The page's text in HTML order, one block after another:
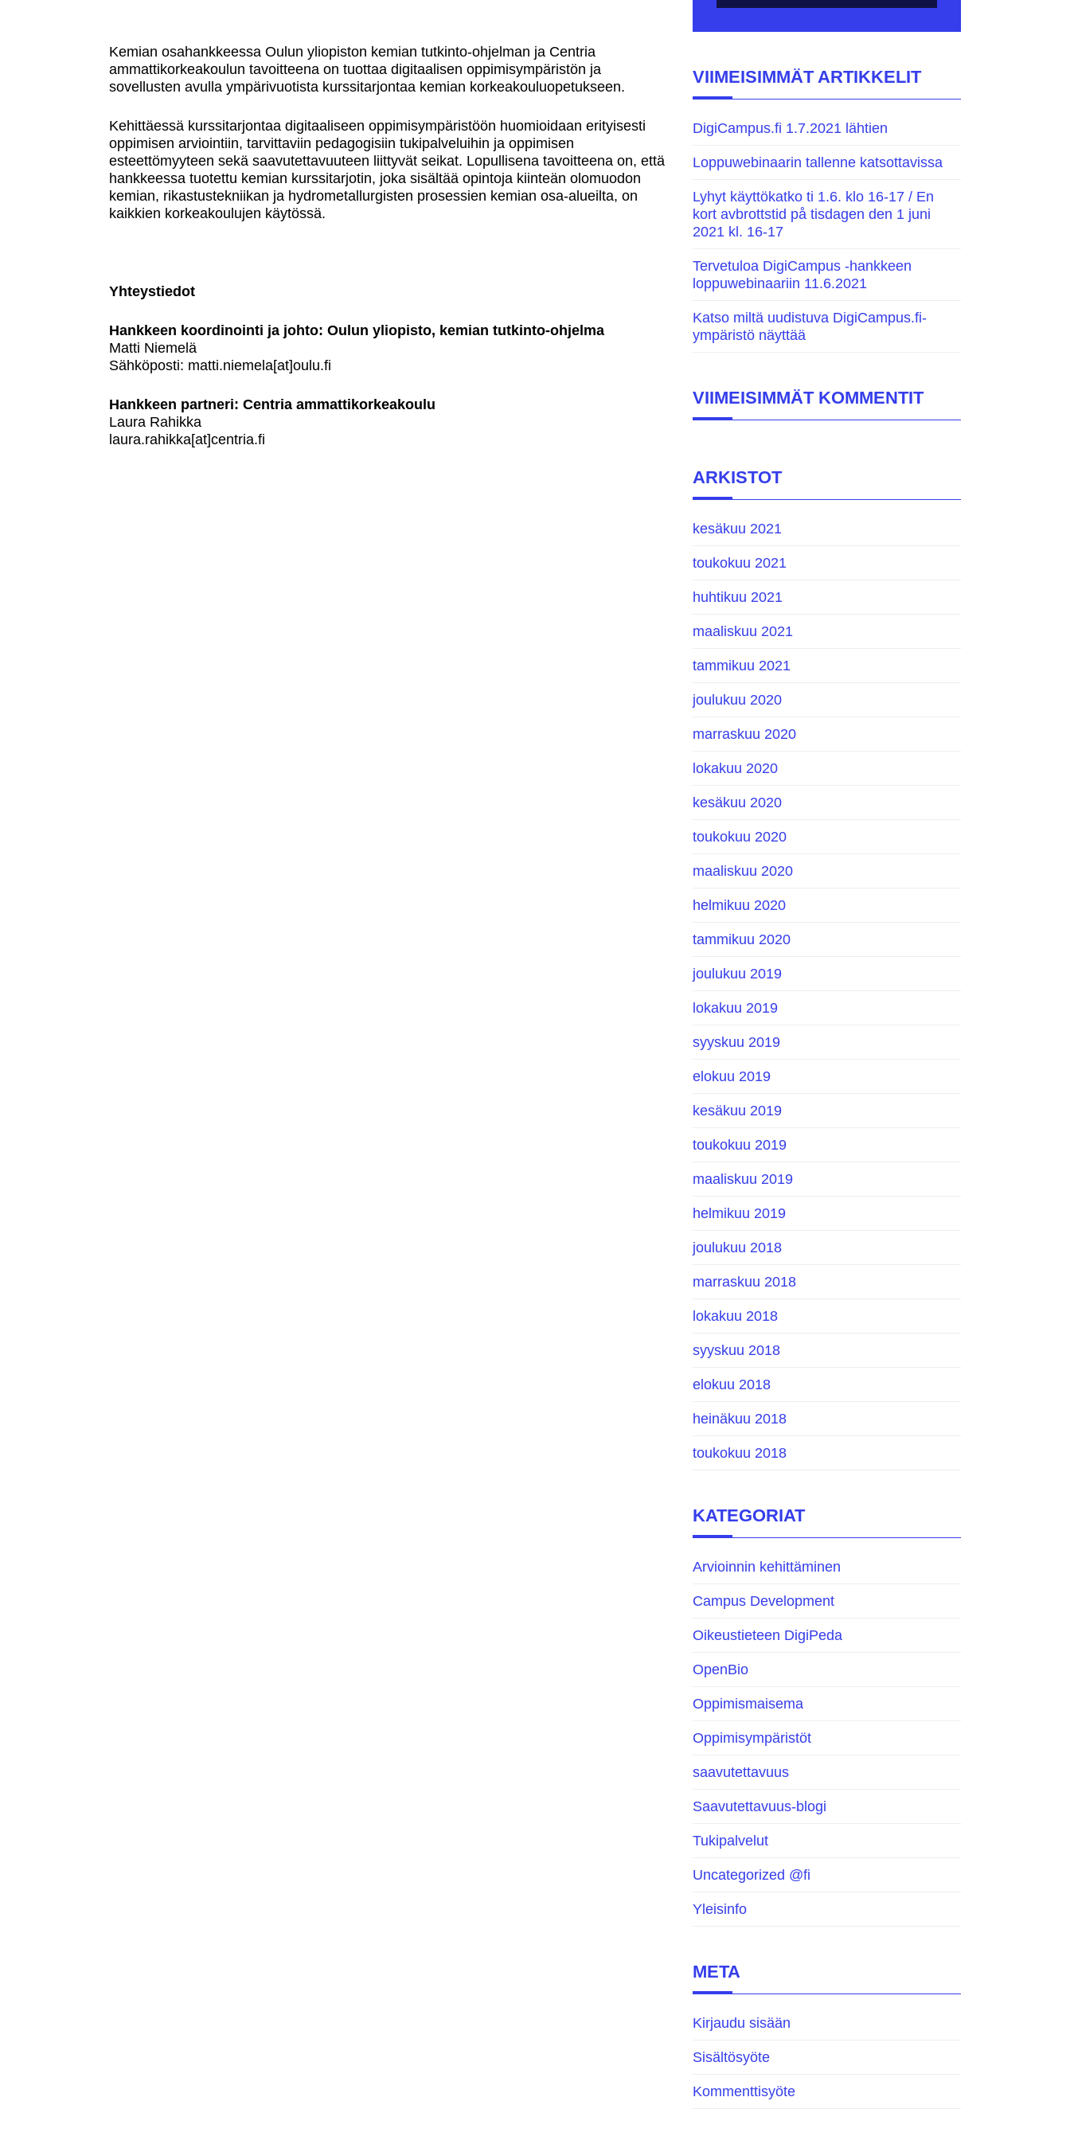
29.6.2021 DigiCampus.fi 1.7.2021 lähtien
Kemian osahankkeessa Oulun yliopiston kemian tutkinto-ohjelman ja Centria
ammattikorkeakoulun tavoitteena on tuottaa digitaalisen oppimisympäristön ja
sovellusten avulla ympärivuotista kurssitarjontaa kemian korkeakouluopetukseen.
Kehittäessä kurssitarjontaa digitaaliseen oppimisympäristöön huomioidaan erityisesti
oppimisen arviointiin, tarvittaviin pedagogisiin tukipalveluihin ja oppimisen
esteettömyyteen sekä saavutettavuuteen liittyvät seikat. Lopullisena tavoitteena on, että
hankkeessa tuotettu kemian kurssitarjotin, joka sisältää opintoja kiinteän olomuodon
kemian, rikastustekniikan ja hydrometallurgisten prosessien kemian osa-alueilta, on
kaikkien korkeakoulujen käytössä.
Yhteystiedot
Hankkeen koordinointi ja johto: Oulun yliopisto, kemian tutkinto-ohjelma
Matti Niemelä
Sähköposti: matti.niemela[at]oulu.fi
Hankkeen partneri: Centria ammattikorkeakoulu
Laura Rahikka
laura.rahikka[at]centria.fi
VIIMEISIMMÄT ARTIKKELIT
DigiCampus.fi 1.7.2021 lähtien
Loppuwebinaarin tallenne katsottavissa
Lyhyt käyttökatko ti 1.6. klo 16-17 / En
kort avbrottstid på tisdagen den 1 juni
2021 kl. 16-17
Tervetuloa DigiCampus -hankkeen
loppuwebinaariin 11.6.2021
Katso miltä uudistuva DigiCampus.fi-
ympäristö näyttää
VIIMEISIMMÄT KOMMENTIT
ARKISTOT
kesäkuu 2021
toukokuu 2021
huhtikuu 2021
maaliskuu 2021
tammikuu 2021
joulukuu 2020
marraskuu 2020
lokakuu 2020
kesäkuu 2020
toukokuu 2020
maaliskuu 2020
helmikuu 2020
tammikuu 2020
joulukuu 2019
lokakuu 2019
syyskuu 2019
elokuu 2019
kesäkuu 2019
toukokuu 2019
maaliskuu 2019
helmikuu 2019
joulukuu 2018
marraskuu 2018
lokakuu 2018
syyskuu 2018
elokuu 2018
heinäkuu 2018
toukokuu 2018
KATEGORIAT
Arvioinnin kehittäminen
Campus Development
Oikeustieteen DigiPeda
OpenBio
Oppimismaisema
Oppimisympäristöt
saavutettavuus
Saavutettavuus-blogi
Tukipalvelut
Uncategorized @fi
Yleisinfo
META
Kirjaudu sisään
Sisältösyöte
Kommenttisyöte